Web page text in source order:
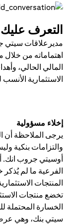
التعرف
مديرعلاقات سيتي
اهتماماته من
المالي الحالي،
الاستثمارية
إخلاء مسؤولية
يرجى الملاحظة أن
والتزامات بنكية
أوسيتي جروب انك.
الفرعية ما لم يُذكر
المنتجات
تخضع منتجات
الخسارة المحتملة
سيتي بنك، وهي